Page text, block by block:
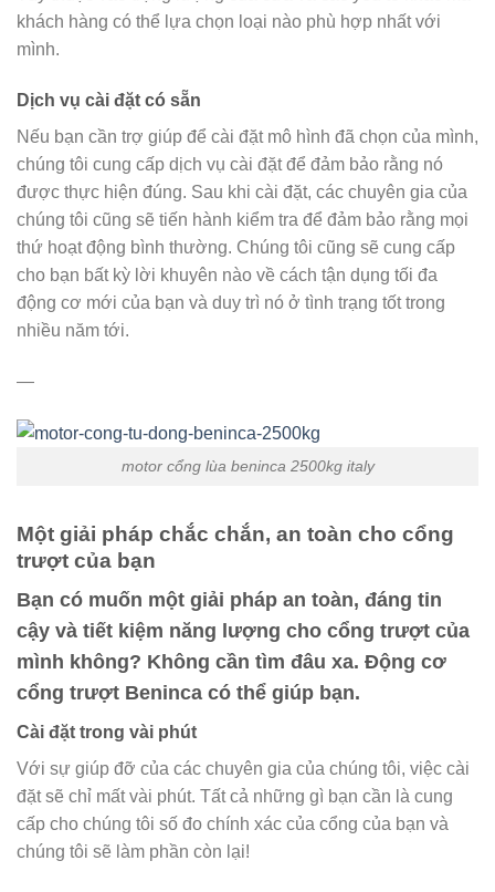
khách hàng có thể lựa chọn loại nào phù hợp nhất với
mình.
Dịch vụ cài đặt có sẵn
Nếu bạn cần trợ giúp để cài đặt mô hình đã chọn của mình,
chúng tôi cung cấp dịch vụ cài đặt để đảm bảo rằng nó
được thực hiện đúng. Sau khi cài đặt, các chuyên gia của
chúng tôi cũng sẽ tiến hành kiểm tra để đảm bảo rằng mọi
thứ hoạt động bình thường. Chúng tôi cũng sẽ cung cấp
cho bạn bất kỳ lời khuyên nào về cách tận dụng tối đa
động cơ mới của bạn và duy trì nó ở tình trạng tốt trong
nhiều năm tới.
—
motor cổng lùa beninca 2500kg italy
Một giải pháp chắc chắn, an toàn cho cổng
trượt của bạn
Bạn có muốn một giải pháp an toàn, đáng tin
cậy và tiết kiệm năng lượng cho cổng trượt của
mình không? Không cần tìm đâu xa. Động cơ
cổng trượt Beninca có thể giúp bạn.
Cài đặt trong vài phút
Với sự giúp đỡ của các chuyên gia của chúng tôi, việc cài
đặt sẽ chỉ mất vài phút. Tất cả những gì bạn cần là cung
cấp cho chúng tôi số đo chính xác của cổng của bạn và
chúng tôi sẽ làm phần còn lại!